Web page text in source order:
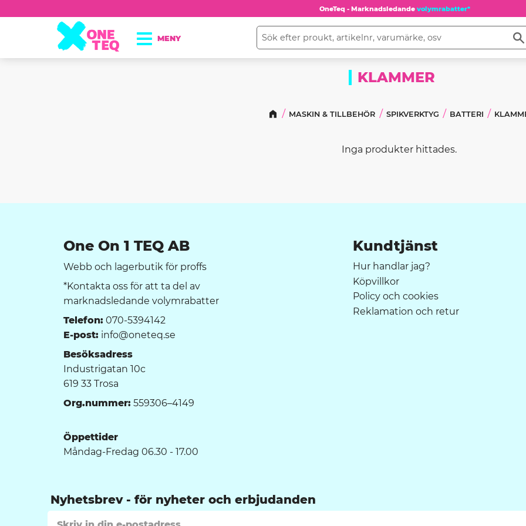
OneTeq - Marknadsledande volymrabatter*
KLAMMER
MASKIN & TILLBEHÖR SPIKVERKTYG BATTERI
Inga produkter hittades.
One On 1 TEQ AB
Webb och lagerbutik för proffs
*Kontakta oss för att ta del av
marknadsledande volymrabatter
Telefon: 070-5394142
E-post: info@oneteq.se
Besöksadress
Industrigatan 10c
619 33 Trosa
Org.nummer: 559306–4149
Öppettider
Måndag-Fredag 06.30 - 17.00
Kundtjänst
Hur handlar jag?
Köpvillkor
Policy och cookies
Reklamation och retur
Nyhetsbrev